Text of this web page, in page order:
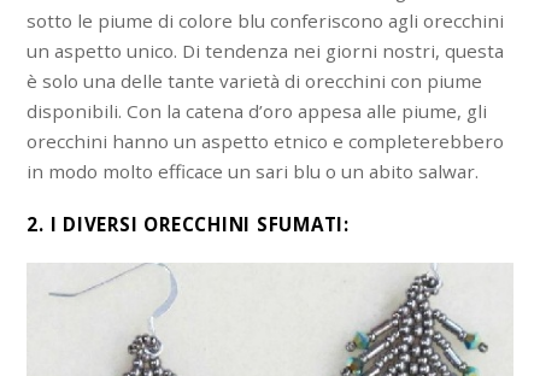
sotto le piume di colore blu conferiscono agli orecchini
un aspetto unico. Di tendenza nei giorni nostri, questa
è solo una delle tante varietà di orecchini con piume
disponibili. Con la catena d’oro appesa alle piume, gli
orecchini hanno un aspetto etnico e completerebbero
in modo molto efficace un sari blu o un abito salwar.
2. I DIVERSI ORECCHINI SFUMATI: